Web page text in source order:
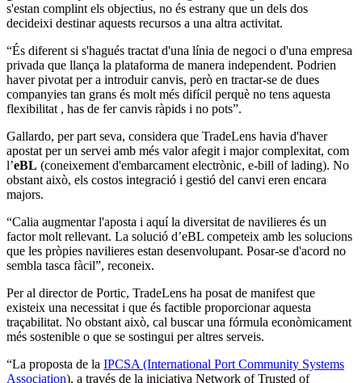
s'estan complint els objectius, no és estrany que un dels dos
decideixi destinar aquests recursos a una altra activitat.
“És diferent si s'hagués tractat d'una línia de negoci o d'una empresa
privada que llança la plataforma de manera independent. Podrien
haver pivotat per a introduir canvis, però en tractar-se de dues
companyies tan grans és molt més difícil perquè no tens aquesta
flexibilitat , has de fer canvis ràpids i no pots”.
Gallardo, per part seva, considera que TradeLens havia d'haver
apostat per un servei amb més valor afegit i major complexitat, com
l’eBL (coneixement d'embarcament electrònic, e-bill of lading). No
obstant això, els costos integració i gestió del canvi eren encara
majors.
“Calia augmentar l'aposta i aquí la diversitat de navilieres és un
factor molt rellevant. La solució d’eBL competeix amb les solucions
que les pròpies navilieres estan desenvolupant. Posar-se d'acord no
sembla tasca fàcil”, reconeix.
Per al director de Portic, TradeLens ha posat de manifest que
existeix una necessitat i que és factible proporcionar aquesta
traçabilitat. No obstant això, cal buscar una fórmula econòmicament
més sostenible o que se sostingui per altres serveis.
“La proposta de la IPCSA (International Port Community Systems
Association), a través de la iniciativa Network of Trusted of